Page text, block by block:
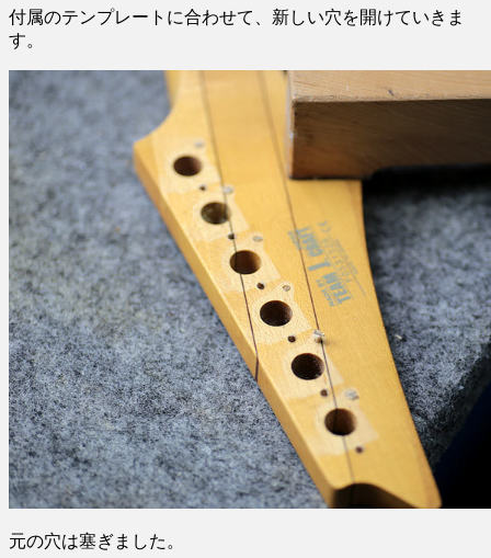
付属のテンプレートに合わせて、新しい穴を開けていきま
す。
元の穴は塞ぎました。